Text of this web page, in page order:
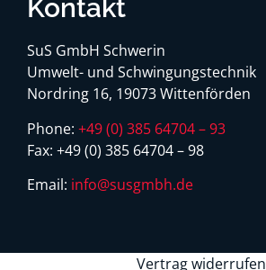
Kontakt
SuS GmbH Schwerin
Umwelt- und Schwingungstechnik
Nordring 16, 19073 Wittenförden
Phone: +49 (0) 385 64704 – 93
Fax: +49 (0) 385 64704 – 98
Email: info@susgmbh.de
Vertrag widerrufen